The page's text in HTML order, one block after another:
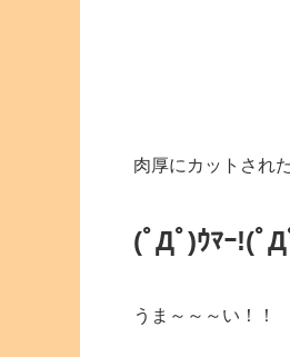
肉厚にカットされ
(ﾟДﾟ)ｳﾏｰ!(ﾟД
うま～～～い！！